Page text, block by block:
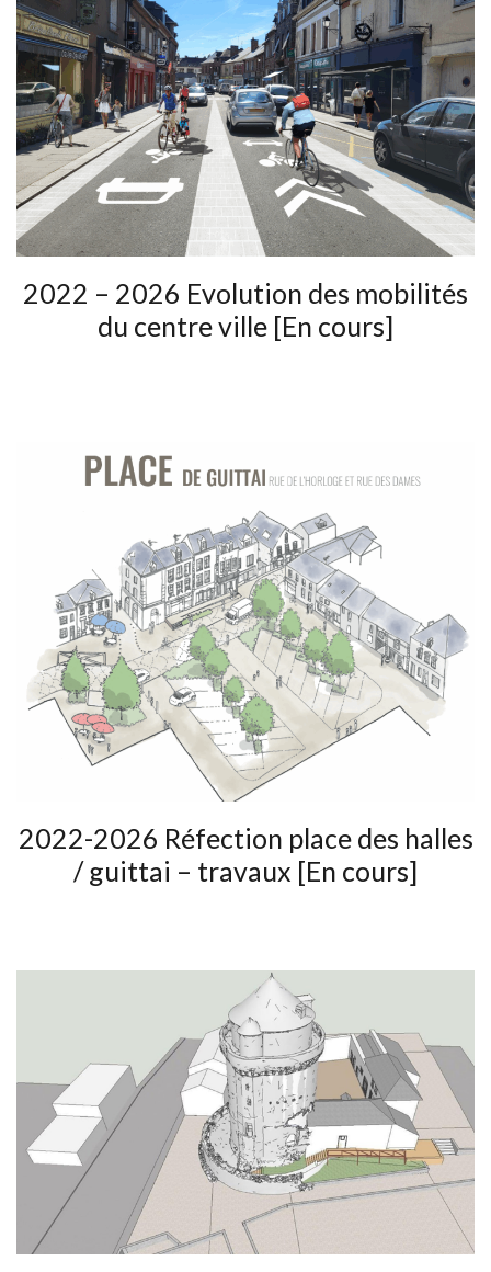
2022 – 2026 Evolution des mobilités
du centre ville [En cours]
2022-2026 Réfection place des halles
/ guittai – travaux [En cours]